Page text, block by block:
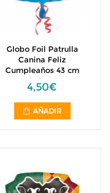
Globo Foil Patrulla
Canina Feliz
Cumpleaños 43 cm
4,50€
AÑADIR